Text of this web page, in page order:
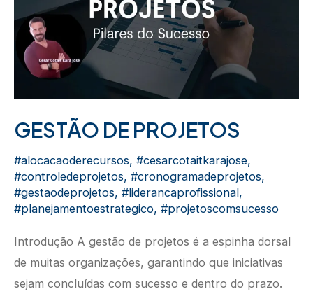
GESTÃO DE PROJETOS
#alocacaoderecursos, #cesarcotaitkarajose,
#controledeprojetos, #cronogramadeprojetos,
#gestaodeprojetos, #liderancaprofissional,
#planejamentoestrategico, #projetoscomsucesso
Introdução A gestão de projetos é a espinha dorsal
de muitas organizações, garantindo que iniciativas
sejam concluídas com sucesso e dentro do prazo.